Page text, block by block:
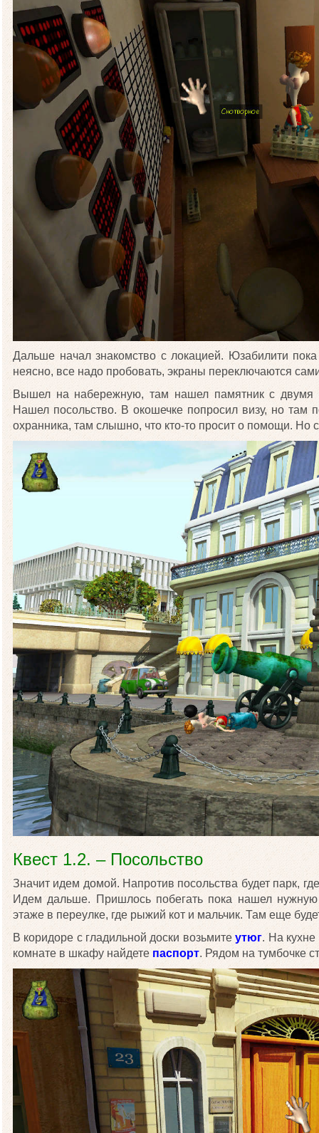
Дальше начал знакомство с локацией. Юзабилити
неясно, все надо пробовать, экраны переключаются
Вышел на набережную, там нашел памятник с двумя
Нашел посольство. В окошечке попросил визу, но там
охранника, там слышно, что кто-то просит о помощи. Но
Квест 1.2. – Посольство
Значит идем домой. Напротив посольства будет парк,
Идем дальше. Пришлось побегать пока нашел
этаже в переулке, где рыжий кот и мальчик. Там еще
В коридоре с гладильной доски возьмитеутюг. На
комнате в шкафу найдете паспорт. Рядом на тумбочке